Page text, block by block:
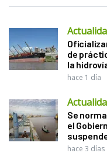
de
la
hace 1 día
Se
el
hace 3 días